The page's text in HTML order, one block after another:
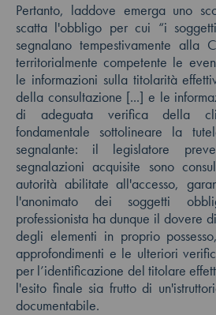
Pertanto, laddove emerga uno
scatta l'obbligo per cui “i
segnalano tempestivamente alla
territorialmente competente le
le informazioni sulla titolarità
della consultazione [...] e le
di adeguata verifica della
fondamentale sottolineare la
segnalante: il legislatore
segnalazioni acquisite sono
autorità abilitate all'accesso,
l'anonimato dei soggetti
professionista ha dunque il dovere
degli elementi in proprio
approfondimenti e le ulteriori
per l’identificazione del titolare
l'esito finale sia frutto di
documentabile.